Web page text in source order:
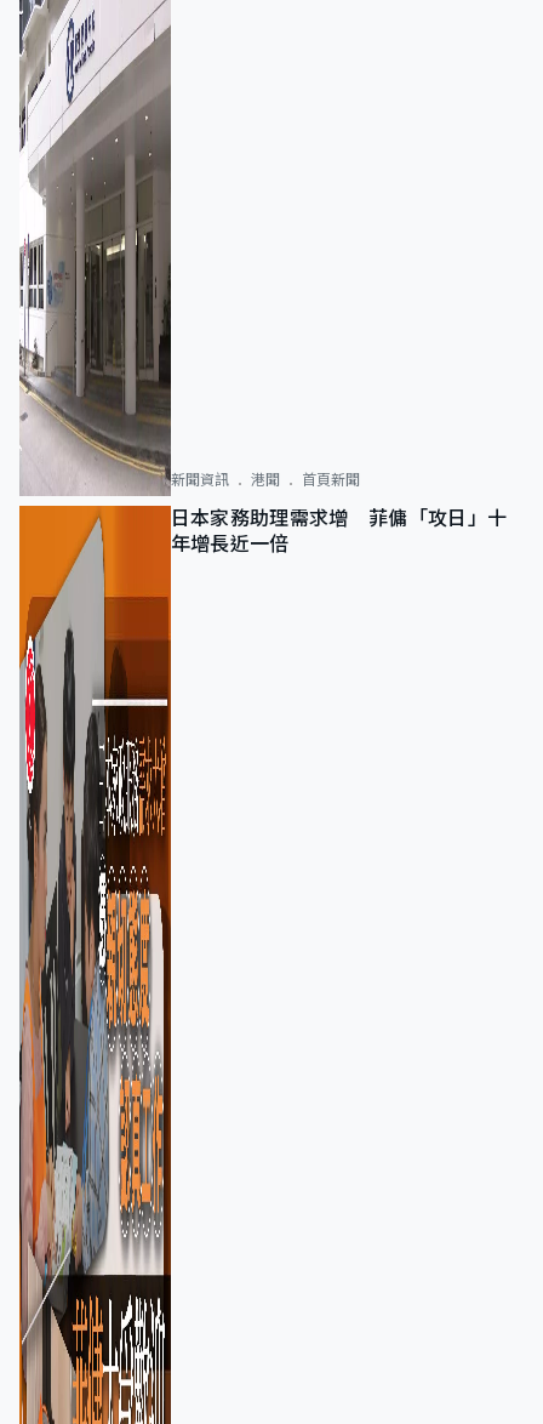
新聞資訊 港聞 首頁新聞
日本家務助理需求增 菲傭「攻日」十
年增長近一倍